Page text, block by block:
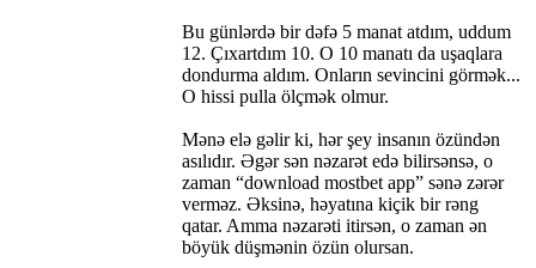
Bu günlərdə bir dəfə 5 manat atdım, uddum
12. Çıxartdım 10. O 10 manatı da uşaqlara
dondurma aldım. Onların sevincini görmək...
O hissi pulla ölçmək olmur.
Mənə elə gəlir ki, hər şey insanın özündən
asılıdır. Əgər sən nəzarət edə bilirsənsə, o
zaman “download mostbet app” sənə zərər
verməz. Əksinə, həyatına kiçik bir rəng
qatar. Amma nəzarəti itirsən, o zaman ən
böyük düşmənin özün olursan.